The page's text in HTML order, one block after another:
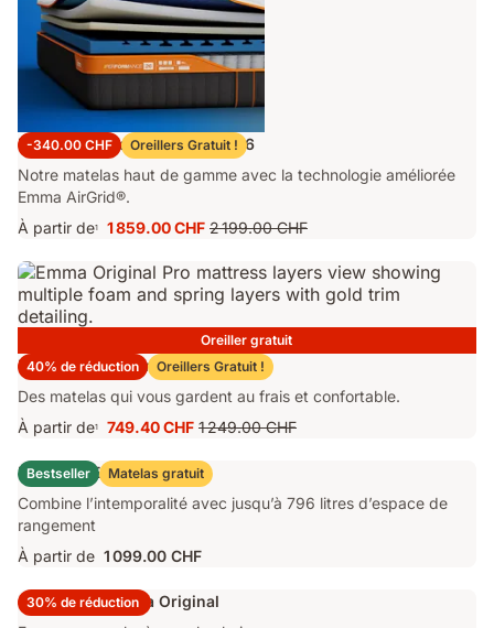
-340.00 CHF Oreillers Gratuit !
Matelas Emma Performance 26
Notre matelas haut de gamme avec la technologie améliorée
Emma AirGrid®.
À partir de1
Prix
1 859.00 CHF Prix
2 199.00 CHF
2 199.00 CHF
Oreiller gratuit
40% de réduction
Oreillers Gratuit !
Matelas Emma Original Pro
Des matelas qui vous gardent au frais et confortable.
À partir de1
Prix
749.40 CHF
749.40 CHF Prix
d'origine
1 249.00 CHF
1 249.00 CHF
Bestseller Matelas gratuit
Lit Coffre Emma Original
Combine l’intemporalité avec jusqu’à 796 litres d’espace de
rangement
À partir de 1 099.00 CHF
30% de réduction
Surmatelas Emma Original